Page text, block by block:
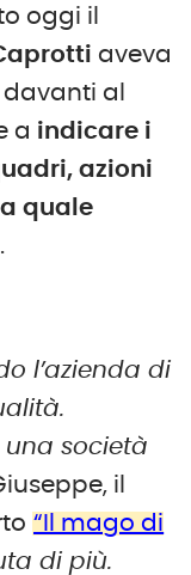
oggi il
aveva
al
a indicare i
azioni
quale
.
l’azienda di
una società
il
“Il mago di
di più.